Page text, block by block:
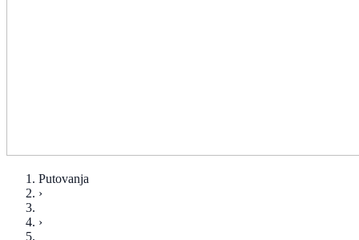
Putovanja
›
›